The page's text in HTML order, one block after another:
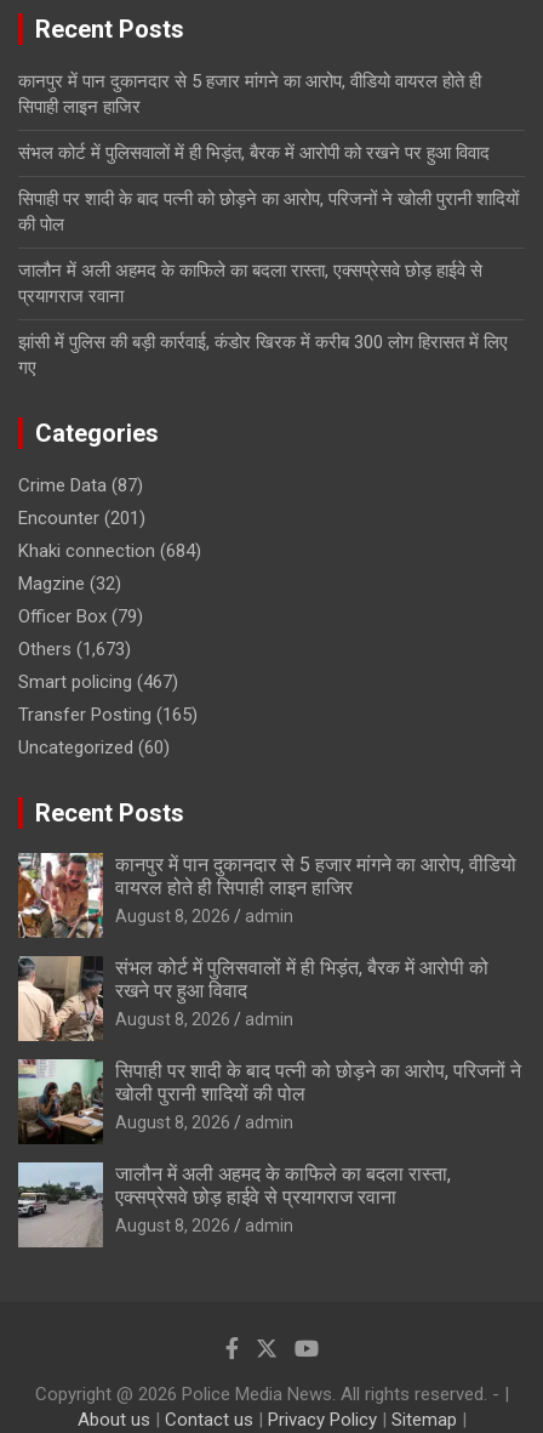
Recent Posts
कानपुर में पान दुकानदार से 5 हजार मांगने का आरोप, वीडियो वायरल होते ही
सिपाही लाइन हाजिर
संभल कोर्ट में पुलिसवालों में ही भिड़ंत, बैरक में आरोपी को रखने पर हुआ विवाद
सिपाही पर शादी के बाद पत्नी को छोड़ने का आरोप, परिजनों ने खोली पुरानी शादियों
की पोल
जालौन में अली अहमद के काफिले का बदला रास्ता, एक्सप्रेसवे छोड़ हाईवे से
प्रयागराज रवाना
झांसी में पुलिस की बड़ी कार्रवाई, कंडोर खिरक में करीब 300 लोग हिरासत में लिए
गए
Categories
Crime Data (87)
Encounter (201)
Khaki connection (684)
Magzine (32)
Officer Box (79)
Others (1,673)
Smart policing (467)
Transfer Posting (165)
Uncategorized (60)
Recent Posts
कानपुर में पान दुकानदार से 5 हजार मांगने का आरोप, वीडियो
वायरल होते ही सिपाही लाइन हाजिर
August 8, 2026 admin
संभल कोर्ट में पुलिसवालों में ही भिड़ंत, बैरक में आरोपी को
रखने पर हुआ विवाद
August 8, 2026 admin
सिपाही पर शादी के बाद पत्नी को छोड़ने का आरोप, परिजनों ने
खोली पुरानी शादियों की पोल
August 8, 2026 admin
जालौन में अली अहमद के काफिले का बदला रास्ता,
एक्सप्रेसवे छोड़ हाईवे से प्रयागराज रवाना
August 8, 2026 admin
Copyright @ 2026 Police Media News. All rights reserved. - |
About us | Contact us | Privacy Policy| Sitemap |